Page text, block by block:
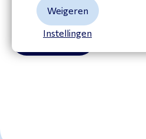
info@atistelecom.nl
Stel een vraag
Instellingen
Weigeren